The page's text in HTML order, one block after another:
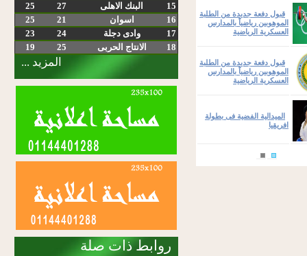
15
البنك الاهلى 27
25
16
اسوان 21
25
17
وادى دجلة 24
23
18
الانتاج الحربى 25
19
المزيد ...
روابط ذات صلة
قبول دفعة جديدة من الطلبة
الموهوبين رياضياً بالمدارس
العسكرية الرياضية
قبول دفعة جديدة من الطلبة
الموهوبين رياضياً بالمدارس
العسكرية الرياضية
الميدالية الفضية فى بطولة
افريقيا